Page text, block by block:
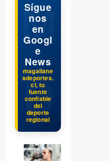
Sígue
nos
en
Googl
e
News
magallane
sdeportes.
cl, tu
fuente
confiable
del
deporte
regional